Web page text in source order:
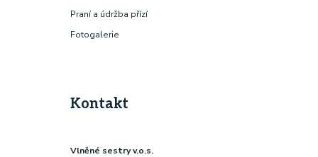
Praní a údržba přízí
Fotogalerie
Kontakt
Vlněné sestry v.o.s.